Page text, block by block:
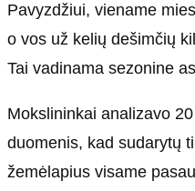
Pavyzdžiui, viename
o vos už kelių dešimčių
Tai vadinama sezonine
Mokslininkai analizavo
duomenis, kad sudarytų
žemėlapius visame